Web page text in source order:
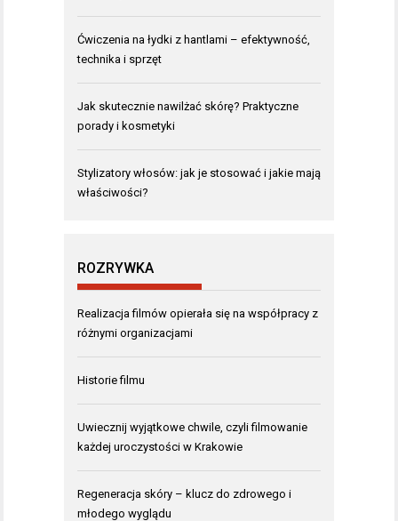
Ćwiczenia na łydki z hantlami – efektywność,
technika i sprzęt
Jak skutecznie nawilżać skórę? Praktyczne
porady i kosmetyki
Stylizatory włosów: jak je stosować i jakie mają
właściwości?
ROZRYWKA
Realizacja filmów opierała się na współpracy z
różnymi organizacjami
Historie filmu
Uwiecznij wyjątkowe chwile, czyli filmowanie
każdej uroczystości w Krakowie
Regeneracja skóry – klucz do zdrowego i
młodego wyglądu